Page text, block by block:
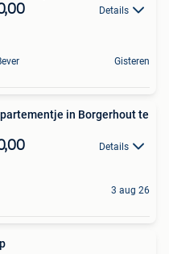
Details
Gisteren
in Borgerhout te
Details
3 aug 26